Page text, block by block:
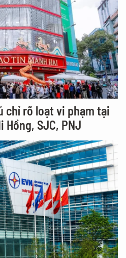
chỉ rõ loạt vi phạm tại
Hồng, SJC, PNJ